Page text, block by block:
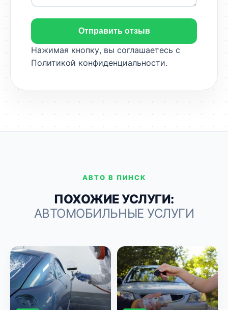
Отправить отзыв
Нажимая кнопку, вы соглашаетесь с
Политикой конфиденциальности.
АВТО В ПИНСК
ПОХОЖИЕ УСЛУГИ:
АВТОМОБИЛЬНЫЕ УСЛУГИ